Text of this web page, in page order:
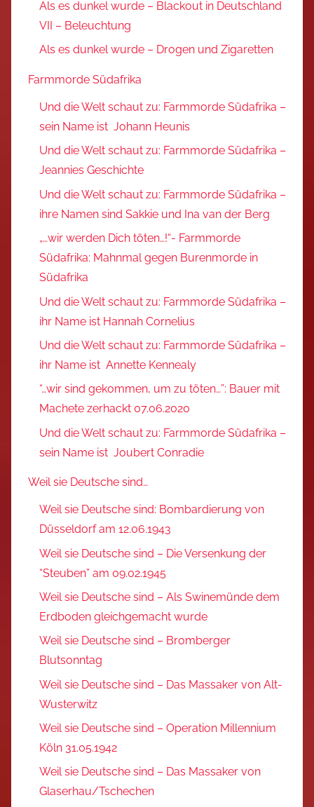
Als es dunkel wurde – Blackout in Deutschland
VII – Beleuchtung
Als es dunkel wurde – Drogen und Zigaretten
Farmmorde Südafrika
Und die Welt schaut zu: Farmmorde Südafrika –
sein Name ist Johann Heunis
Und die Welt schaut zu: Farmmorde Südafrika –
Jeannies Geschichte
Und die Welt schaut zu: Farmmorde Südafrika –
ihre Namen sind Sakkie und Ina van der Berg
„…wir werden Dich töten…!“- Farmmorde
Südafrika: Mahnmal gegen Burenmorde in
Südafrika
Und die Welt schaut zu: Farmmorde Südafrika –
ihr Name ist Hannah Cornelius
Und die Welt schaut zu: Farmmorde Südafrika –
ihr Name ist Annette Kennealy
“…wir sind gekommen, um zu töten…”: Bauer mit
Machete zerhackt 07.06.2020
Und die Welt schaut zu: Farmmorde Südafrika –
sein Name ist Joubert Conradie
Weil sie Deutsche sind…
Weil sie Deutsche sind: Bombardierung von
Düsseldorf am 12.06.1943
Weil sie Deutsche sind – Die Versenkung der
“Steuben” am 09.02.1945
Weil sie Deutsche sind – Als Swinemünde dem
Erdboden gleichgemacht wurde
Weil sie Deutsche sind – Bromberger
Blutsonntag
Weil sie Deutsche sind – Das Massaker von Alt-
Wusterwitz
Weil sie Deutsche sind – Operation Millennium
Köln 31.05.1942
Weil sie Deutsche sind – Das Massaker von
Glaserhau/Tschechen